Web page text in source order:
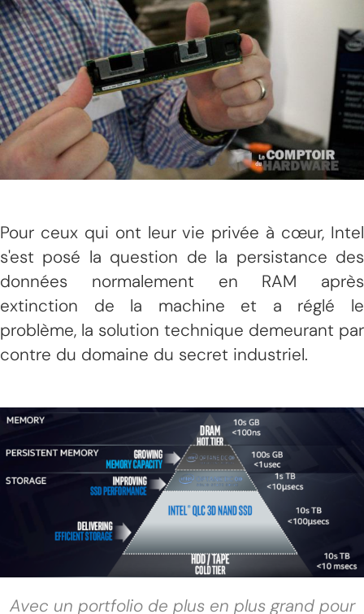
Pour ceux qui ont leur vie privée à cœur, Intel
s'est posé la question de la persistance des
données normalement en RAM après
extinction de la machine et a réglé le
problème, la solution technique demeurant par
contre du domaine du secret industriel.
Avec un portfolio de plus en plus grand pour